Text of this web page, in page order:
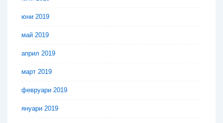
юни 2019
май 2019
април 2019
март 2019
февруари 2019
януари 2019